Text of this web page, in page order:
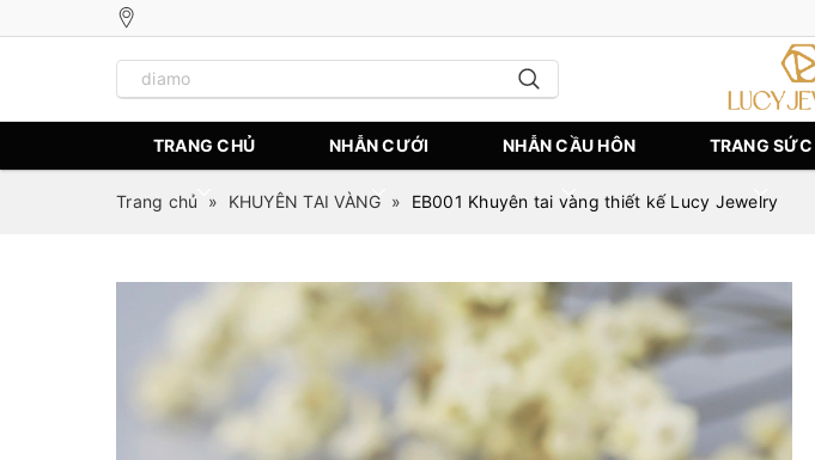
TRANG CHỦ NHẪN CƯỚI NHẪN CẦU HÔN TRANG SỨC
Trang chủ » KHUYÊN TAI VÀNG » EB001 Khuyên tai vàng thiết kế Lucy Jewelry